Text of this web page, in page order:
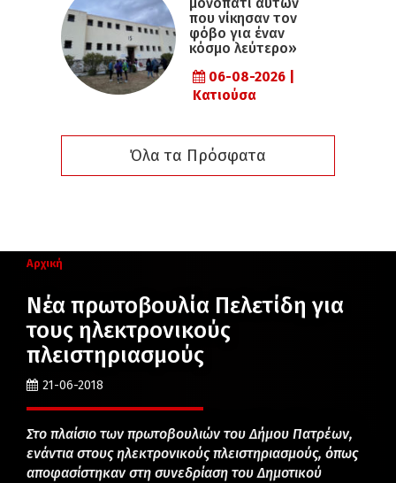
που νίκησαν τον
φόβο για έναν
κόσμο λεύτερο»
06-08-2026 |
Κατιούσα
Όλα τα Πρόσφατα
Αρχική
Νέα πρωτοβουλία Πελετίδη για
τους ηλεκτρονικούς
πλειστηριασμούς
21-06-2018
Στο πλαίσιο των πρωτοβουλιών του Δήμου Πατρέων,
ενάντια στους ηλεκτρονικούς πλειστηριασμούς, όπως
αποφασίστηκαν στη συνεδρίαση του Δημοτικού